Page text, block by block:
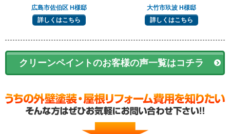
広島市佐伯区 H様邸
詳しくはこちら
大竹市玖波 H様邸
詳しくはこちら
クリーンペイントのお客様の声一覧はコチラ